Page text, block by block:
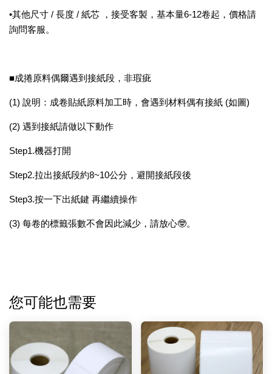
•其他尺寸 / 長度 / 紙芯 ，接受客製，基本量6-12卷起，價格請
詢問客服。
■成捲原料偶爾遇到接紙段，非瑕疵
(1) 說明：成卷貼紙原料加工時，會遇到材料偶有接紙 (如圖)
(2) 遇到接紙請做以下動作
Step1.機器打開
Step2.拉出接紙段約8~10公分，避開接紙段後
Step3.按一下出紙鍵 再繼續操作
(3) 每卷的標籤張數不會因此減少，請放心🤓。
您可能也需要